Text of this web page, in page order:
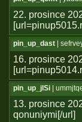
22. prosince
pin_up_dast |
16. prosince
pin_up_jlSi |
13. prosince
qonuniymi[/url]